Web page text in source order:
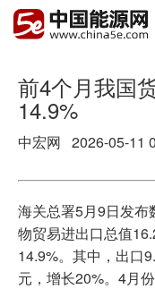
前4个月我国
14.9%
中宏网 2026-05-11
海关总署5月9日发
物贸易进出口总值
14.9%。其中，出口
元，增长20%。4月